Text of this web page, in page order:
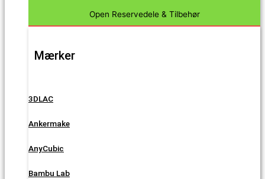
Open Reservedele & Tilbehør
Mærker
3DLAC
Ankermake
AnyCubic
Bambu Lab